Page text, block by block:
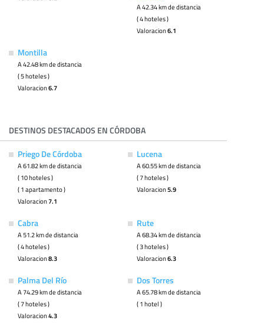
A 42.34 km de distancia
( 4 hoteles )
Valoracion6.1
Montilla
A 42.48 km de distancia
( 5 hoteles )
Valoracion6.7
DESTINOS DESTACADOS EN CÓRDOBA
Priego De Córdoba
A 61.82 km de distancia
( 10 hoteles )
( 1 apartamento )
Valoracion7.1
Lucena
A 60.55 km de distancia
( 7 hoteles )
Valoracion5.9
Cabra
A 51.2 km de distancia
( 4 hoteles )
Valoracion8.3
Rute
A 68.34 km de distancia
( 3 hoteles )
Valoracion6.3
Palma Del Río
A 74.29 km de distancia
( 7 hoteles )
Valoracion4.3
Dos Torres
A 65.78 km de distancia
( 1 hotel )